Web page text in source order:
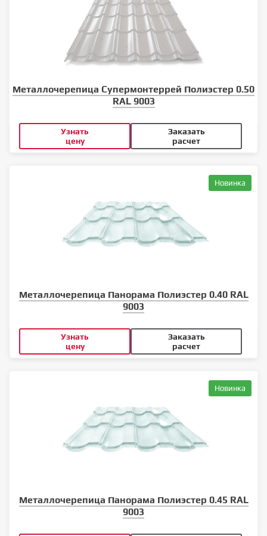
Металлочерепица Супермонтеррей Полиэстер 0.50
RAL 9003
Узнать
цену
Заказать
расчет
Новинка
Металлочерепица Панорама Полиэстер 0.40 RAL
9003
Узнать
цену
Заказать
расчет
Новинка
Металлочерепица Панорама Полиэстер 0.45 RAL
9003